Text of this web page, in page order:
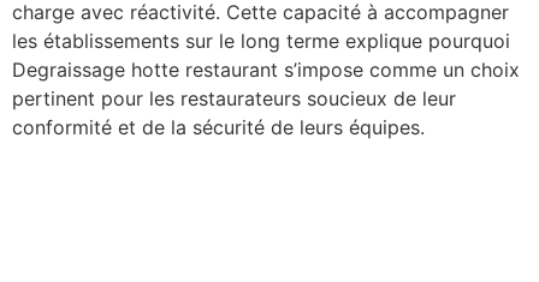
charge avec réactivité. Cette capacité à accompagner
les établissements sur le long terme explique pourquoi
Degraissage hotte restaurant s’impose comme un choix
pertinent pour les restaurateurs soucieux de leur
conformité et de la sécurité de leurs équipes.